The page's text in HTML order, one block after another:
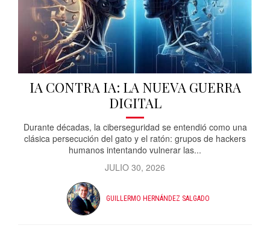
IA CONTRA IA: LA NUEVA GUERRA
DIGITAL
Durante décadas, la ciberseguridad se entendió como una
clásica persecución del gato y el ratón: grupos de hackers
humanos intentando vulnerar las...
JULIO 30, 2026
GUILLERMO HERNÁNDEZ SALGADO